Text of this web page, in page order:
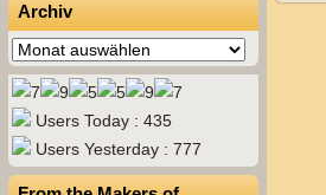
Archiv
Archiv
Users Today : 435
Users Yesterday : 777